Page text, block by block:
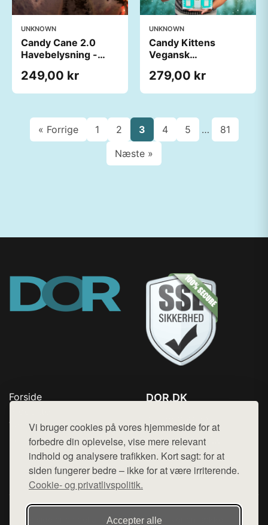
Vi bruger cookies på vores hjemmeside for at
forbedre din oplevelse, vise mere relevant
indhold og analysere trafikken. Kort sagt: for at
siden fungerer bedre – ikke for at være irriterende.
Cookie- og privatlivspolitik.
Accepter alle
UNKNOWN
Candy Cane 2.0
Havebelysning -
249,00 kr
UNKNOWN
Candy Kittens
Vegansk
279,00 kr
« Forrige 1 2 3 4 5 …
81
Næste »
Forside
Top Rabatter
Kontakt
DOR.DK
Mail: hej@want.dk
Cookie- og privatlivspolitik
Denne side er en del af want.dk, der udgiver en række